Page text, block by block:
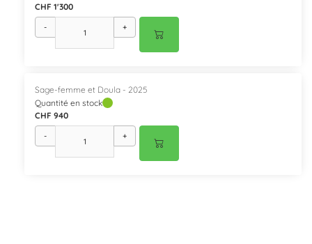
CHF 1'300
- +
Sage-femme et Doula - 2025
Quantité en stock
CHF 940
- +